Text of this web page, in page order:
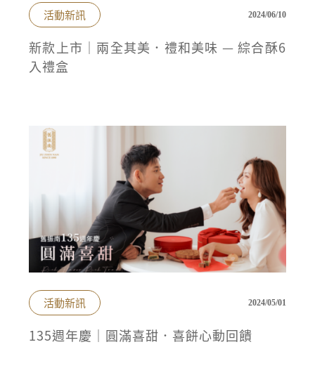
活動新訊 2024/06/10
新款上市｜兩全其美．禮和美味 — 綜合酥6
入禮盒
活動新訊 2024/05/01
135週年慶｜圓滿喜甜．喜餅心動回饋